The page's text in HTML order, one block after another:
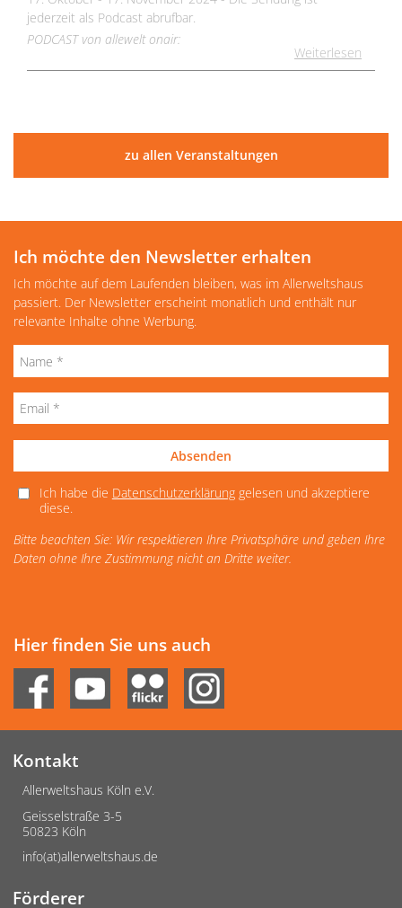
jederzeit als Podcast abrufbar.
PODCAST von allewelt onair:
Weiterlesen
zu allen Veranstaltungen
Ich möchte den Newsletter erhalten
Ich möchte auf dem Laufenden bleiben, was im Allerweltshaus
passiert. Der Newsletter erscheint monatlich und enthält nur
relevante Inhalte ohne Werbung.
Absenden
Ich habe die Datenschutzerklärunggelesen und akzeptiere
diese.
Bitte beachten Sie: Wir respektieren Ihre Privatsphäre und geben Ihre
Daten ohne Ihre Zustimmung nicht an Dritte weiter.
Hier finden Sie uns auch
Kontakt
Allerweltshaus Köln e.V.
Geisselstraße 3-5
50823 Köln
info(at)allerweltshaus.de
Förderer